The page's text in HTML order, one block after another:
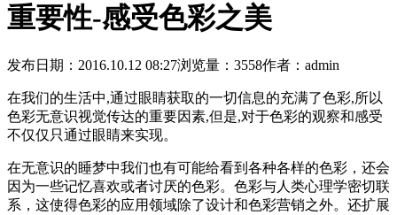
重要性-感受色彩之美
发布日期：2016.10.12 08:27浏览量：3558作者：admin
在我们的生活中,通过眼睛获取的一切信息的充满了色彩,所以
色彩无意识视觉传达的重要因素,但是,对于色彩的观察和感受
不仅仅只通过眼睛来实现。
在无意识的睡梦中我们也有可能给看到各种各样的色彩，还会
因为一些记忆喜欢或者讨厌的色彩。色彩与人类心理学密切联
系，这使得色彩的应用领域除了设计和色彩营销之外。还扩展